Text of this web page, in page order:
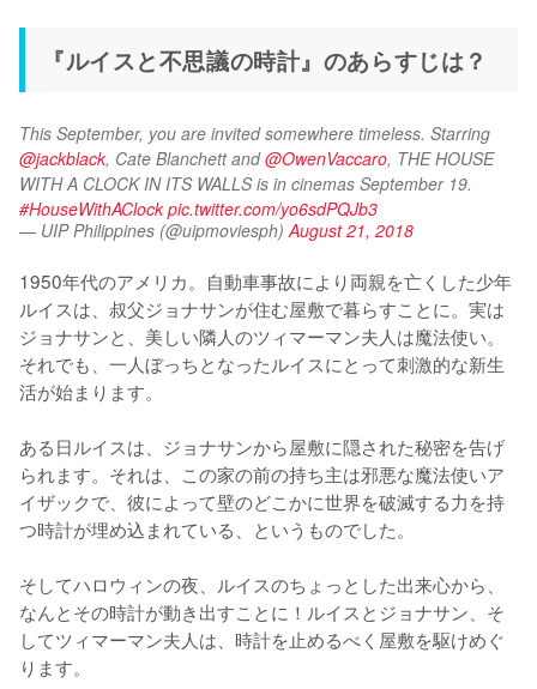
『ルイスと不思議の時計』のあらすじは？
@jackblack, Cate Blanchett and @OwenVaccaro, THE HOUSE
#HouseWithAClock pic.twitter.com/yo6sdPQJb3
— UIP Philippines (@uipmoviesph)August 21, 2018
1950年代のアメリカ。自動車事故により両親を亡くした少年
ルイスは、叔父ジョナサンが住む屋敷で暮らすことに。実は
ジョナサンと、美しい隣人のツィマーマン夫人は魔法使い。
それでも、一人ぼっちとなったルイスにとって刺激的な新生
活が始まります。
ある日ルイスは、ジョナサンから屋敷に隠された秘密を告げ
られます。それは、この家の前の持ち主は邪悪な魔法使いア
イザックで、彼によって壁のどこかに世界を破滅する力を持
つ時計が埋め込まれている、というものでした。
そしてハロウィンの夜、ルイスのちょっとした出来心から、
なんとその時計が動き出すことに！ルイスとジョナサン、そ
してツィマーマン夫人は、時計を止めるべく屋敷を駆けめぐ